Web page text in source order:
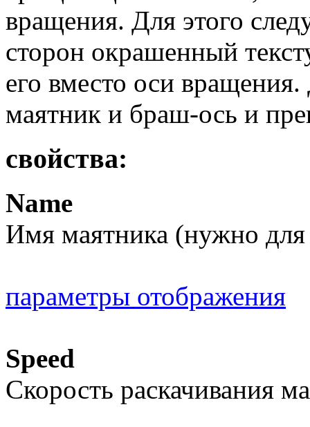
вращения. Для этого
сторон окрашенный
его вместо оси
маятник и браш-ось и
свойства:
Name
Имя маятника (нужно для
параметры отображения
Speed
Скорость раскачивания